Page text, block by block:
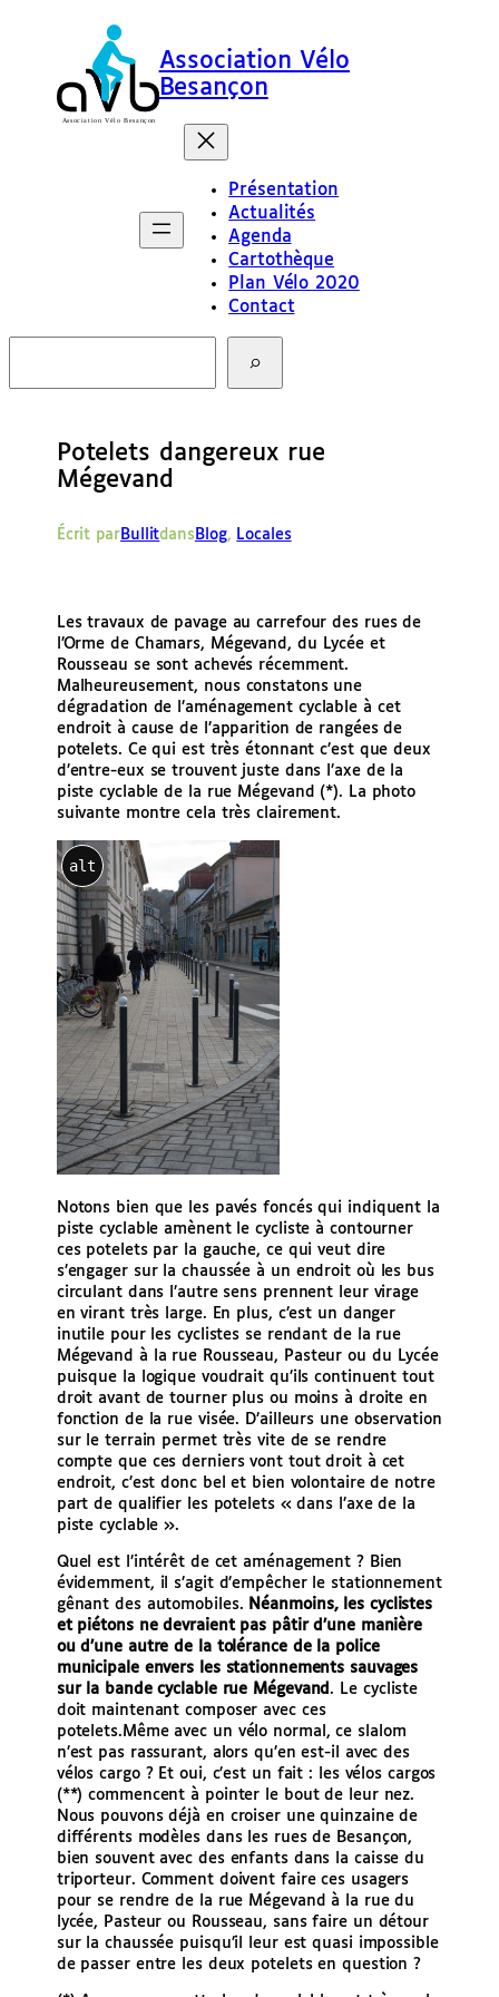
Association Vélo
Besançon
Présentation
Actualités
Agenda
Cartothèque
Plan Vélo 2020
Contact
c
Potelets dangereux rue
Mégevand
Écrit parBullitdans Blog, Locales
Les travaux de pavage au carrefour des rues de
l’Orme de Chamars, Mégevand, du Lycée et
Rousseau se sont achevés récemment.
Malheureusement, nous constatons une
dégradation de l’aménagement cyclable à cet
endroit à cause de l’apparition de rangées de
potelets. Ce qui est très étonnant c’est que deux
d’entre-eux se trouvent juste dans l’axe de la
piste cyclable de la rue Mégevand (*). La photo
suivante montre cela très clairement.
alt
Notons bien que les pavés foncés qui indiquent la
piste cyclable amènent le cycliste à contourner
ces potelets par la gauche, ce qui veut dire
s’engager sur la chaussée à un endroit où les bus
circulant dans l’autre sens prennent leur virage
en virant très large. En plus, c’est un danger
inutile pour les cyclistes se rendant de la rue
Mégevand à la rue Rousseau, Pasteur ou du Lycée
puisque la logique voudrait qu’ils continuent tout
droit avant de tourner plus ou moins à droite en
fonction de la rue visée. D’ailleurs une observation
sur le terrain permet très vite de se rendre
compte que ces derniers vont tout droit à cet
endroit, c’est donc bel et bien volontaire de notre
part de qualifier les potelets « dans l’axe de la
piste cyclable ».
Quel est l’intérêt de cet aménagement ? Bien
évidemment, il s’agit d’empêcher le stationnement
gênant des automobiles. Néanmoins, les cyclistes
et piétons ne devraient pas pâtir d’une manière
ou d’une autre de la tolérance de la police
municipale envers les stationnements sauvages
sur la bande cyclable rue Mégevand. Le cycliste
doit maintenant composer avec ces
potelets.Même avec un vélo normal, ce slalom
n’est pas rassurant, alors qu’en est-il avec des
vélos cargo ? Et oui, c’est un fait : les vélos cargos
(**) commencent à pointer le bout de leur nez.
Nous pouvons déjà en croiser une quinzaine de
différents modèles dans les rues de Besançon,
bien souvent avec des enfants dans la caisse du
triporteur. Comment doivent faire ces usagers
pour se rendre de la rue Mégevand à la rue du
lycée, Pasteur ou Rousseau, sans faire un détour
sur la chaussée puisqu’il leur est quasi impossible
de passer entre les deux potelets en question ?